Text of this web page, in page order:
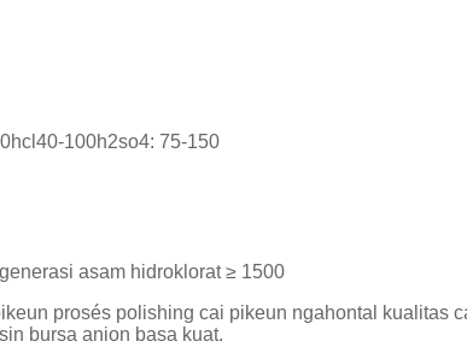
100h2so4: 75-150
asam hidroklorat ≥ 1500
prosés polishing cai pikeun ngahontal kualitas
bursa anion basa kuat.